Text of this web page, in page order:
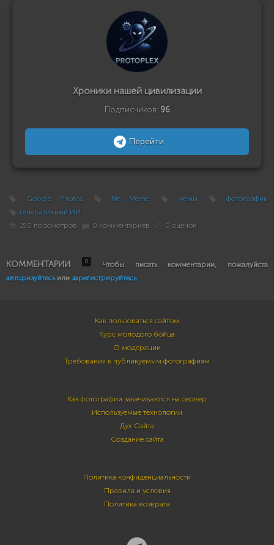
Хроники нашей цивилизации
Подписчиков: 96
Перейти
Google Photos Me Meme мемы
фотографии
генеративный ИИ
150 просмотров
0 комментариев 0 оценок
КОММЕНТАРИИ 0
Чтобы писать комментарии, пожалуйста
авторизуйтесьили зарегистрируйтесь
Как пользоваться сайтом
Курс молодого бойца
О модерации
Требования к публикуемым фотографиям
Как фотографии закачиваются на сервер
Используемые технологии
Дух Сайта
Создание сайта
Политика конфиденциальности
Правила и условия
Политика возврата